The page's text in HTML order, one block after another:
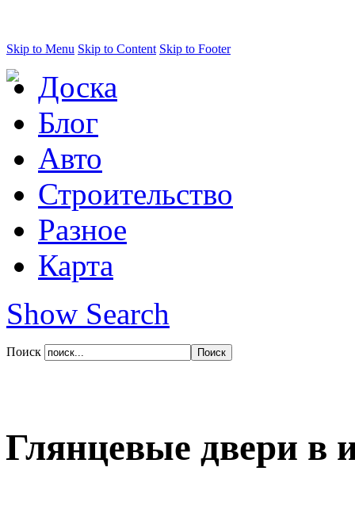
Skip to Menu Skip to Content Skip to Footer
Доска
Блог
Авто
Строительство
Разное
Карта
Show Search
Поиск
Глянцевые двери в